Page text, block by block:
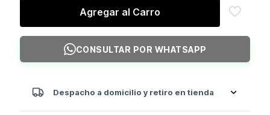
cantidad
Agregar al Carro
CONSULTAR POR WHATSAPP
Despacho a domicilio y retiro en tienda